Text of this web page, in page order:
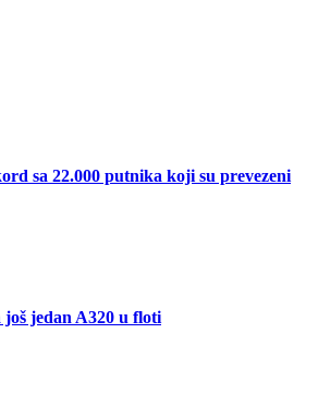
sa 22.000 putnika koji su prevezeni
jedan A320 u floti